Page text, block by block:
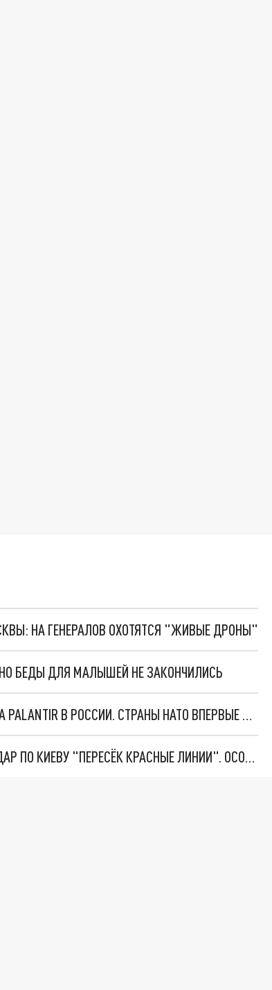
НА ГЕНЕРАЛОВ ОХОТЯТСЯ "ЖИВЫЕ ДРОНЫ"
БЕДЫ ДЛЯ МАЛЫШЕЙ НЕ ЗАКОНЧИЛИСЬ
"ОЧЕНЬ ПЛОХИЕ НОВОСТИ": БОЛЬШАЯ ОШИБКА PALANTIR В РОССИИ. СТРАНЫ НАТО ВПЕРВЫЕ ЗА СВО ОСТАНОВИЛИ ПОСТАВКИ ОРУЖИЯ. ВСУ ТЕРЯЮТ ПРИГРАНИЧЬЕ?
"ТЕРПЕНИЕ ПУТИНА ЛОПНУЛО". РЕКОРДНЫЙ УДАР ПО КИЕВУ "ПЕРЕСЁК КРАСНЫЕ ЛИНИИ". ОСОБЫЕ СПЕЦЫ КНДР НА ЛБС? ТАЙНЫЕ ПЕРЕГОВОРЫ ЕВРОПЫ И МОСКВЫ